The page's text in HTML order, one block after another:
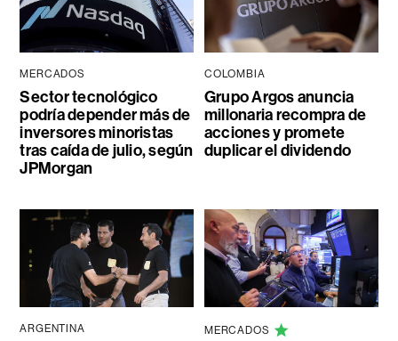
MERCADOS
Sector tecnológico
podría depender más de
inversores minoristas
tras caída de julio, según
JPMorgan
COLOMBIA
Grupo Argos anuncia
millonaria recompra de
acciones y promete
duplicar el dividendo
ARGENTINA MERCADOS